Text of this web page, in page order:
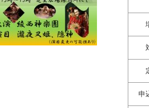
申